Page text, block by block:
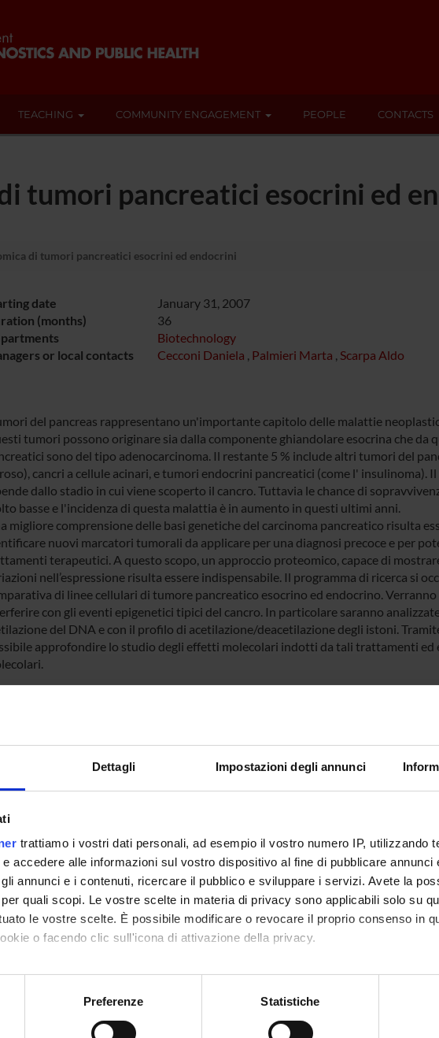
Dettagli Impostazioni degli annunci
trattiamo i vostri dati personali, ad esempio il vostro numero IP, utilizzando
accedere alle informazioni sul vostro dispositivo al fine di pubblicare annunci
annunci e i contenuti, ricercare il pubblico e sviluppare i servizi. Avete la
quali scopi. Le vostre scelte in materia di privacy sono applicabili solo su
le vostre scelte. È possibile modificare o revocare il proprio consenso in
o facendo clic sull'icona di attivazione della privacy.
anche:
sulla tua posizione geografica, con un'approssimazione di qualche
Preferenze Statistiche
TEACHING COMMUNITY ENGAGEMENT PEOPLE CONTACTS
tumori pancreatici esocrini ed
di tumori pancreatici esocrini ed endocrini
date
January 31, 2007
(months)
36
Biotechnology
or local contacts
Cecconi Daniela , Palmieri Marta , Scarpa Aldo
del pancreas rappresentano un'importante capitolo delle malattie
tumori possono originare sia dalla componente ghiandolare esocrina che da
sono del tipo adenocarcinoma. Il restante 5 % include altri tumori del
cancri a cellule acinari, e tumori endocrini pancreatici (come l' insulinoma).
dallo stadio in cui viene scoperto il cancro. Tuttavia le chance di
basse e l'incidenza di questa malattia è in aumento in questi ultimi anni.
migliore comprensione delle basi genetiche del carcinoma pancreatico risulta
nuovi marcatori tumorali da applicare per una diagnosi precoce e per
terapeutici. A questo scopo, un approccio proteomico, capace di
nell’espressione risulta essere indispensabile. Il programma di ricerca si
di linee cellulari di tumore pancreatico esocrino ed endocrino.
con gli eventi epigenetici tipici del cancro. In particolare saranno
del DNA e con il profilo di acetilazione/deacetilazione degli istoni.
approfondire lo studio degli effetti molecolari indotti da tali trattamenti
Funds:assigned and managed by the department
RICATENEO - Finanziamenti d'Ateneo per
PARTICIPANTS
Cecconi
Associate Professor
Massimo Donadelli
Full Professor
Marta Palmieri